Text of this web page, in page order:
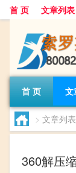
首 页 文章列表
首 页 文
> 文章列表
360解压